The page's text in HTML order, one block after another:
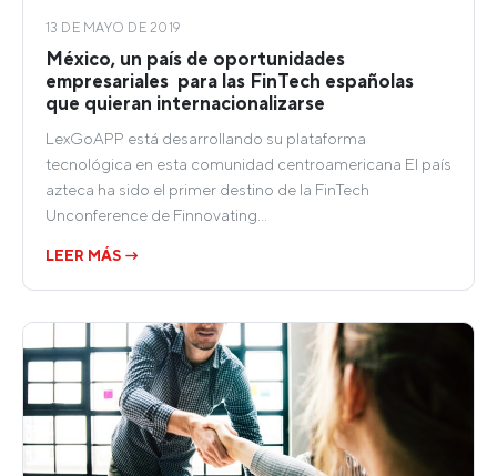
13 DE MAYO DE 2019
México, un país de oportunidades
empresariales para las FinTech españolas
que quieran internacionalizarse
LexGoAPP está desarrollando su plataforma
tecnológica en esta comunidad centroamericana El país
azteca ha sido el primer destino de la FinTech
Unconference de Finnovating…
LEER MÁS →